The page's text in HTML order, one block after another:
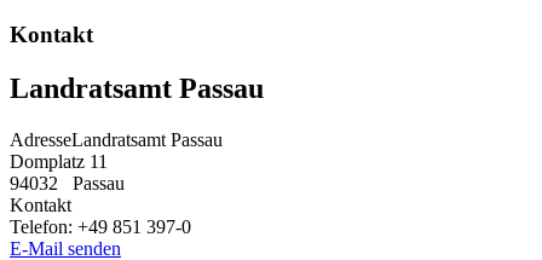
Kontakt
Landratsamt Passau
AdresseLandratsamt Passau
Domplatz 11
94032
Passau
Kontakt
Telefon: +49 851 397-0
E-Mail senden